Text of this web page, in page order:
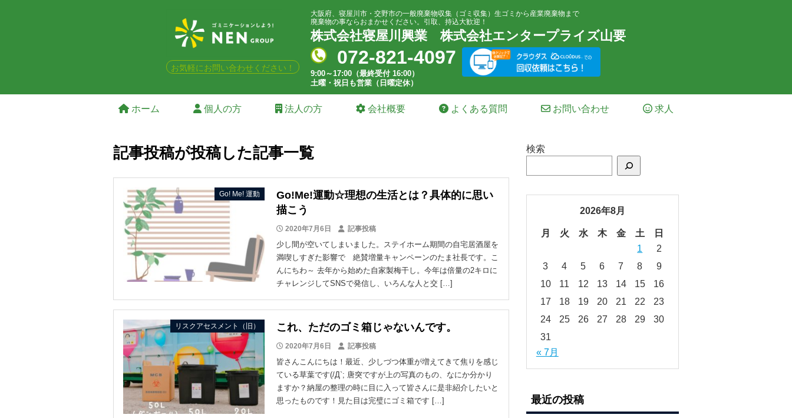
お気軽にお問い合わせください！
大阪府、寝屋川市・交野市の一般廃棄物収集（ゴミ収集）生ゴミから産業廃棄物まで
廃棄物の事ならおまかせください。引取、持込大歓迎！
株式会社寝屋川興業株式会社エンタープライズ山要
072-821-4097
9:00～17:00（最終受付 16:00）
土曜・祝日も営業（日曜定休）
ホーム 個人の方 法人の方 会社概要 よくある質問 お問い合わせ 求人
記事投稿が投稿した記事一覧
Go! Me! 運動
Go!Me!運動☆理想の生活とは？具体的に思い
描こう
2020年7月6日 記事投稿
少し間が空いてしまいました。ステイホーム期間の自宅居酒屋を
満喫しすぎた影響で 絶賛増量キャンペーンのたま社長です。こ
んにちわ～ 去年から始めた自家製梅干し。今年は倍量の2キロに
チャレンジしてSNSで発信し、いろんな人と交 […]
リスクアセスメント（旧） これ、ただのゴミ箱じゃないんです。
2020年7月6日 記事投稿
皆さんこんにちは！最近、少しづつ体重が増えてきて焦りを感じ
ている草葉です(/Д`; 唐突ですが上の写真のもの、なにか分かり
ますか？納屋の整理の時に目に入って皆さんに是非紹介したいと
思ったものです！見た目は完璧にゴミ箱です […]
検索
2026年8月
月 火 水 木 金 土
日
1
2
3
4 5 6 7 8
9
10
11 12 13 14 15
16
17
18 19 20 21 22
23
24
25 26 27 28 29
30
31
« 7月
最近の投稿